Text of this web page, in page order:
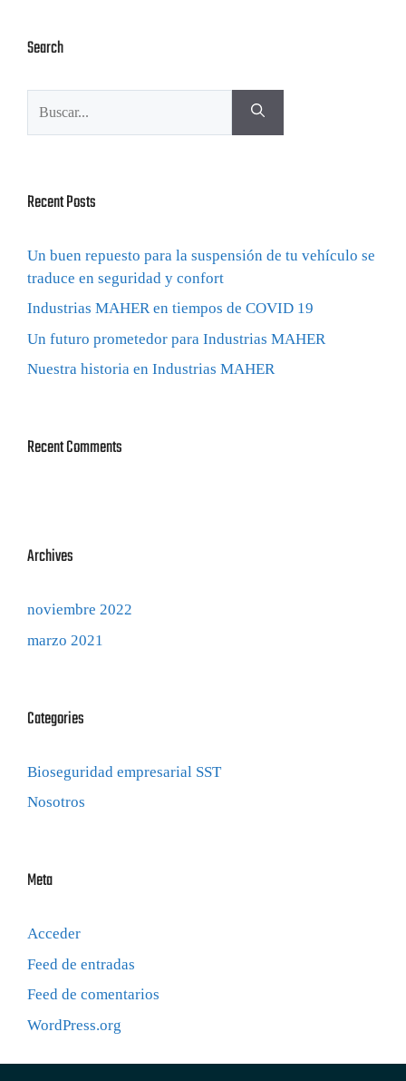
Search
Recent Posts
Un buen repuesto para la suspensión de tu vehículo se
traduce en seguridad y confort
Industrias MAHER en tiempos de COVID 19
Un futuro prometedor para Industrias MAHER
Nuestra historia en Industrias MAHER
Recent Comments
Archives
noviembre 2022
marzo 2021
Categories
Bioseguridad empresarial SST
Nosotros
Meta
Acceder
Feed de entradas
Feed de comentarios
WordPress.org